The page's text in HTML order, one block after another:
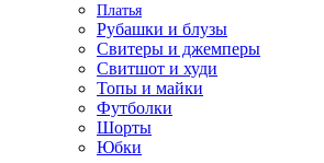
Платья
Рубашки и блузы
Свитеры и джемперы
Свитшот и худи
Топы и майки
Футболки
Шорты
Юбки